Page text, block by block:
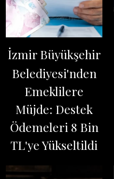
İzmir Büyükşehir
Belediyesi'nden
Emeklilere
Müjde: Destek
Ödemeleri 8 Bin
TL'ye Yükseltildi